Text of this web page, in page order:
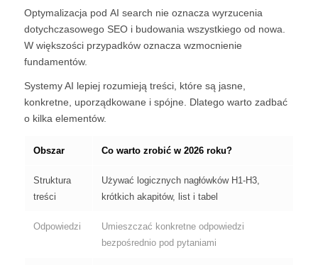
Optymalizacja pod AI search nie oznacza wyrzucenia
dotychczasowego SEO i budowania wszystkiego od nowa.
W większości przypadków oznacza wzmocnienie
fundamentów.
Systemy AI lepiej rozumieją treści, które są jasne,
konkretne, uporządkowane i spójne. Dlatego warto zadbać
o kilka elementów.
Obszar Co warto zrobić w 2026 roku?
Struktura
treści
Używać logicznych nagłówków H1-H3,
krótkich akapitów, list i tabel
Odpowiedzi
Umieszczać konkretne odpowiedzi
bezpośrednio pod pytaniami